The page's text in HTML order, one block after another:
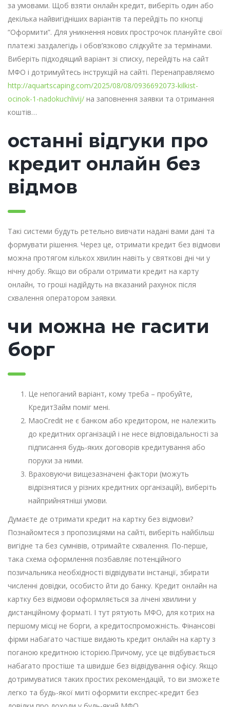
за умовами. Щоб взяти онлайн кредит, виберіть один або
декілька найвигідніших варіантів та перейдіть по кнопці
“Оформити”. Для уникнення нових прострочок плануйте свої
платежі заздалегідь і обов’язково слідкуйте за термінами.
Виберіть підходящий варіант зі списку, перейдіть на сайт
МФО і дотримуйтесь інструкцій на сайті. Перенаправляємо
http://aquartscaping.com/2025/08/08/0936692073-kilkist-
ocinok-1-nadokuchlivij/ на заповнення заявки та отримання
коштів…
останні відгуки про
кредит онлайн без
відмов
Такі системи будуть ретельно вивчати надані вами дані та
формувати рішення. Через це, отримати кредит без відмови
можна протягом кількох хвилин навіть у святкові дні чи у
нічну добу. Якщо ви обрали отримати кредит на карту
онлайн, то гроші надійдуть на вказаний рахунок після
схвалення оператором заявки.
чи можна не гасити
борг
Це непоганий варіант, кому треба – пробуйте,
КредитЗайм поміг мені.
MaoCredit не є банком або кредитором, не належить
до кредитних організацій і не несе відповідальності за
підписання будь-яких договорів кредитування або
поруки за ними.
Враховуючи вищезазначені фактори (можуть
відрізнятися у різних кредитних організацій), виберіть
найприйнятніші умови.
Думаєте де отримати кредит на картку без відмови?
Познайомтеся з пропозиціями на сайті, виберіть найбільш
вигідне та без сумнівів, отримайте схвалення. По-перше,
така схема оформлення позбавляє потенційного
позичальника необхідності відвідувати інстанції, збирати
численні довідки, особисто йти до банку. Кредит онлайн на
картку без відмови оформляється за лічені хвилини у
дистанційному форматі. І тут рятують МФО, для котрих на
першому місці не борги, а кредитоспроможність. Фінансові
фірми набагато частіше видають кредит онлайн на карту з
поганою кредитною історією.Причому, усе це відбувається
набагато простіше та швидше без відвідування офісу. Якщо
дотримуватися таких простих рекомендацій, то ви зможете
легко та будь-якої миті оформити експрес-кредит без